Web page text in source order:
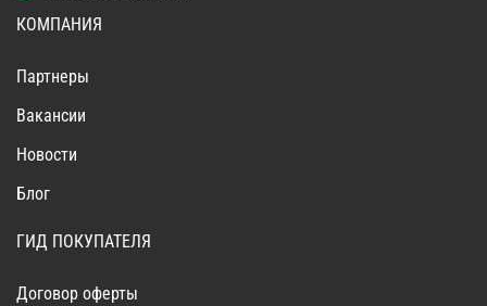
КОМПАНИЯ
Партнеры
Вакансии
Новости
Блог
ГИД ПОКУПАТЕЛЯ
Договор оферты